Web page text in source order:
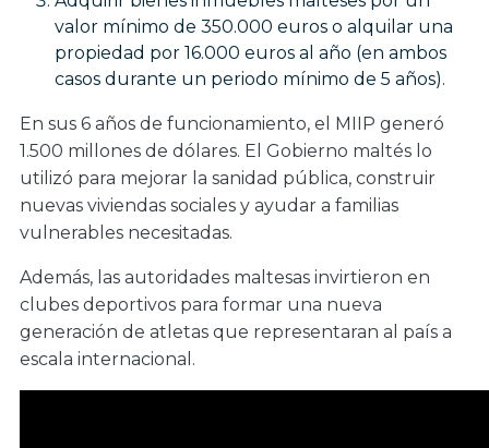
valor mínimo de 350.000 euros o alquilar una
propiedad por 16.000 euros al año (en ambos
casos durante un periodo mínimo de 5 años).
En sus 6 años de funcionamiento, el MIIP generó
1.500 millones de dólares. El Gobierno maltés lo
utilizó para mejorar la sanidad pública, construir
nuevas viviendas sociales y ayudar a familias
vulnerables necesitadas.
Además, las autoridades maltesas invirtieron en
clubes deportivos para formar una nueva
generación de atletas que representaran al país a
escala internacional.